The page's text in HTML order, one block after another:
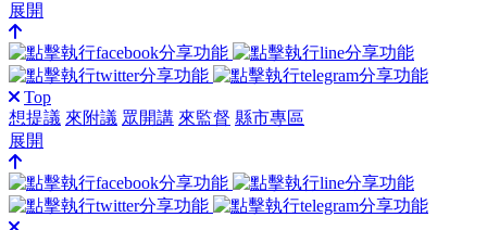
展開
Top
想提議 來附議 眾開講 來監督 縣市專區
展開